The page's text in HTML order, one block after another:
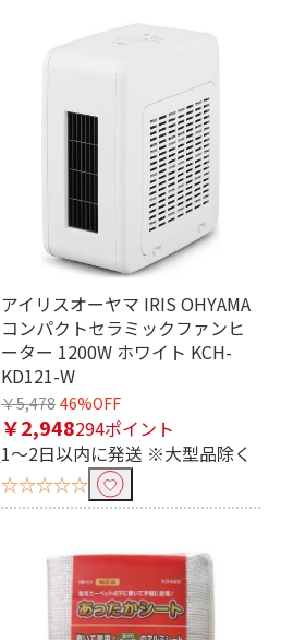
アイリスオーヤマ IRIS OHYAMA
コンパクトセラミックファンヒ
ーター 1200W ホワイト KCH-
KD121-W
￥5,478 46%OFF
￥2,948294ポイント
1～2日以内に発送 ※大型品除く
☆☆☆☆☆